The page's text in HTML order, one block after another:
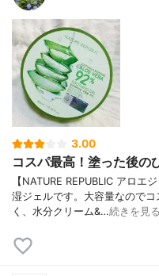
3.00
コスパ最高！塗った後の
【NATURE REPUBLIC アロエ
湿ジェルです。大容量なので
く、水分クリーム&…続きを見る